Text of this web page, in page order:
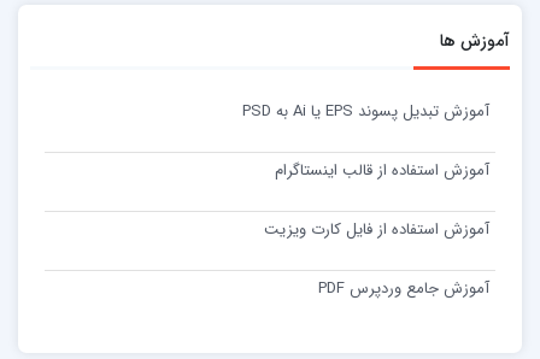
آموزش ها
آموزش تبدیل پسوند EPS یا Ai به PSD
آموزش استفاده از قالب اینستاگرام
آموزش استفاده از فایل کارت ویزیت
آموزش جامع وردپرس PDF